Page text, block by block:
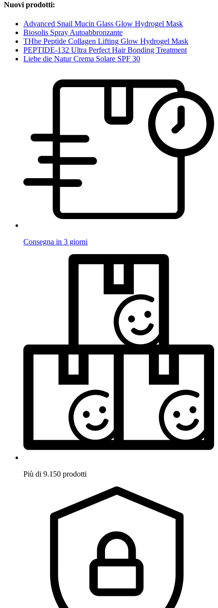
Nuovi prodotti:
Advanced Snail Mucin Glass Glow Hydrogel Mask
Biosolis Spray Autoabbronzante
THhe Peptide Collagen Lifting Glow Hydrogel Mask
PEPTIDE-132 Ultra Perfect Hair Bonding Treatment
Liebe die Natur Crema Solare SPF 30
Consegna in 3 giorni
Più di 9.150 prodotti